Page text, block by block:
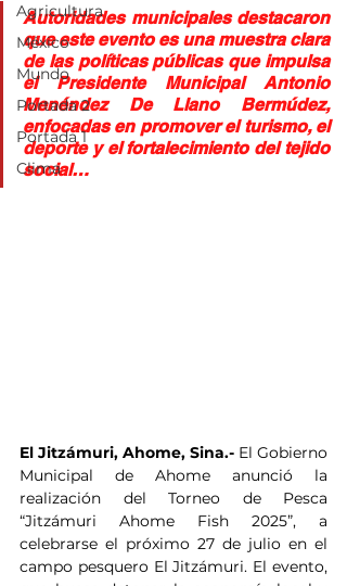
Agricultura
México
Mundo
Portada 2
Portada 1
Clima
Autoridades municipales destacaron
que este evento es una muestra clara
de las políticas públicas que impulsa
el Presidente Municipal Antonio
Menéndez De Llano Bermúdez,
enfocadas en promover el turismo, el
deporte y el fortalecimiento del tejido
social…
El Jitzámuri, Ahome, Sina.- El Gobierno
Municipal de Ahome anunció la
realización del Torneo de Pesca
“Jitzámuri Ahome Fish 2025”, a
celebrarse el próximo 27 de julio en el
campo pesquero El Jitzámuri. El evento,